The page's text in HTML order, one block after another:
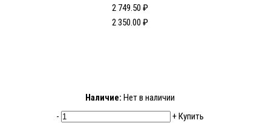
2 749.50 ₽
2 350.00 ₽
Наличие: Нет в наличии
-
+Купить